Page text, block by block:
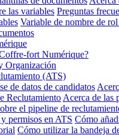
las variables Preguntas
Variable de nombre de
fort Numérique?
Organización
(ATS)
de datos de candidatos
Reclutamiento Acerca de las
el pipeline de
permisos en ATS Cómo
Cómo utilizar la bandeja